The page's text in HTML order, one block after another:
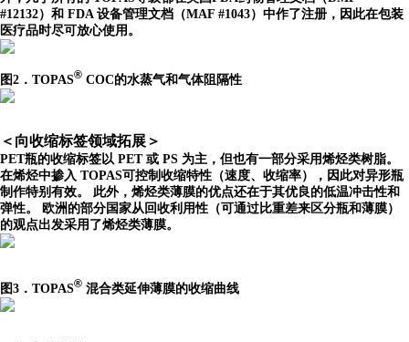
#12132）和 FDA 设备管理文档（MAF #1043）中作了注册，因此在包装
医疗品时尽可放心使用。
图2．TOPAS® COC的水蒸气和气体阻隔性
＜向收缩标签领域拓展＞
PET瓶的收缩标签以 PET 或 PS 为主，但也有一部分采用烯烃类树脂。
在烯烃中掺入 TOPAS可控制收缩特性（速度、收缩率），因此对异形瓶
制作特别有效。 此外，烯烃类薄膜的优点还在于其优良的低温冲击性和
弹性。 欧洲的部分国家从回收利用性（可通过比重差来区分瓶和薄膜）
的观点出发采用了烯烃类薄膜。
图3．TOPAS® 混合类延伸薄膜的收缩曲线